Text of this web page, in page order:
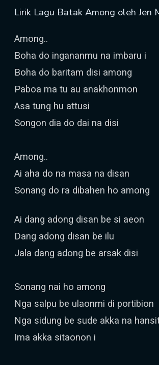
Lirik Lagu Batak Among oleh Jen
Among..
Boha do ingananmu na imbaru i
Boha do baritam disi among
Paboa ma tu au anakhonmon
Asa tung hu attusi
Songon dia do dai na disi
Among..
Ai aha do na masa na disan
Sonang do ra dibahen ho among
Ai dang adong disan be si aeon
Dang adong disan be ilu
Jala dang adong be arsak disi
Sonang nai ho among
Nga salpu be ulaonmi di portibion
Nga sidung be sude akka na
Ima akka sitaonon i